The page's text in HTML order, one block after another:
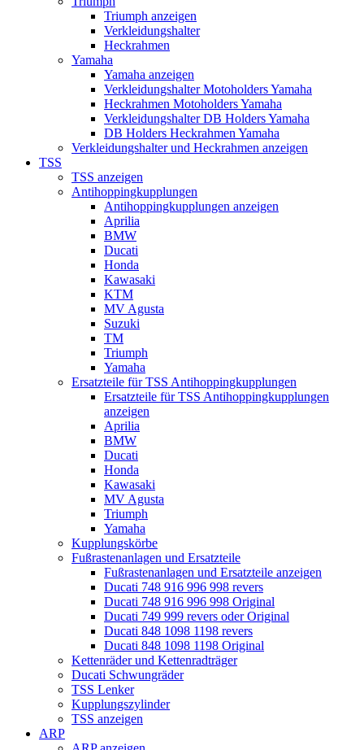
Triumph anzeigen
Verkleidungshalter
Heckrahmen
Yamaha
Yamaha anzeigen
Verkleidungshalter Motoholders Yamaha
Heckrahmen Motoholders Yamaha
Verkleidungshalter DB Holders Yamaha
DB Holders Heckrahmen Yamaha
Verkleidungshalter und Heckrahmen anzeigen
TSS
TSS anzeigen
Antihoppingkupplungen
Antihoppingkupplungen anzeigen
Aprilia
BMW
Ducati
Honda
Kawasaki
KTM
MV Agusta
Suzuki
TM
Triumph
Yamaha
Ersatzteile für TSS Antihoppingkupplungen
Ersatzteile für TSS Antihoppingkupplungen
anzeigen
Aprilia
BMW
Ducati
Honda
Kawasaki
MV Agusta
Triumph
Yamaha
Kupplungskörbe
Fußrastenanlagen und Ersatzteile
Fußrastenanlagen und Ersatzteile anzeigen
Ducati 748 916 996 998 revers
Ducati 748 916 996 998 Original
Ducati 749 999 revers oder Original
Ducati 848 1098 1198 revers
Ducati 848 1098 1198 Original
Kettenräder und Kettenradträger
Ducati Schwungräder
TSS Lenker
Kupplungszylinder
TSS anzeigen
ARP